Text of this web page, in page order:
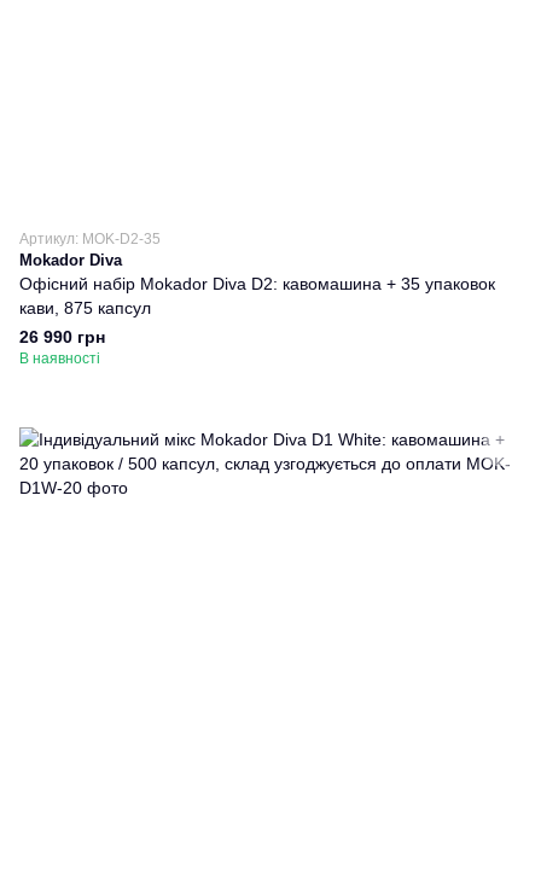
Артикул: MOK-D2-35
Mokador Diva
Офісний набір Mokador Diva D2: кавомашина + 35 упаковок
кави, 875 капсул
26 990 грн
В наявності